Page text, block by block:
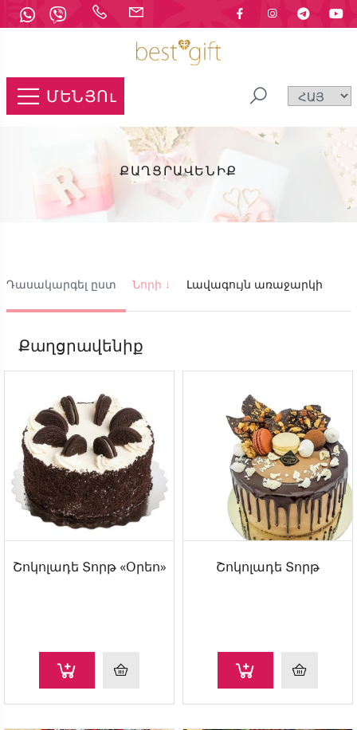
ՄԵՆՅՈւ
ՔԱՂՑՐԱՎԵՆԻՔ
Դասակարգել ըստ Նորի ↓ Լավագույն առաջարկի
Քաղցրավենիք
Շոկոլադե Տորթ «Օրեո» Շոկոլադե Տորթ